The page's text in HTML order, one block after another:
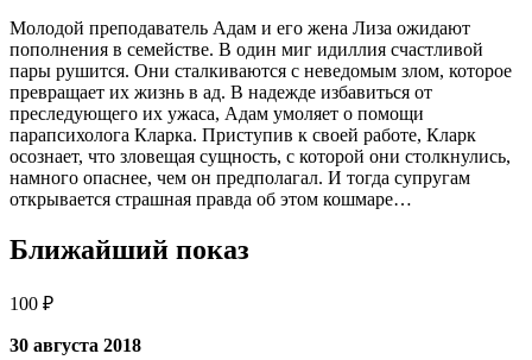
Молодой преподаватель Адам и его жена Лиза ожидают
пополнения в семействе. В один миг идиллия счастливой
пары рушится. Они сталкиваются с неведомым злом, которое
превращает их жизнь в ад. В надежде избавиться от
преследующего их ужаса, Адам умоляет о помощи
парапсихолога Кларка. Приступив к своей работе, Кларк
осознает, что зловещая сущность, с которой они столкнулись,
намного опаснее, чем он предполагал. И тогда супругам
открывается страшная правда об этом кошмаре…
Ближайший показ
100 ₽
30 августа 2018